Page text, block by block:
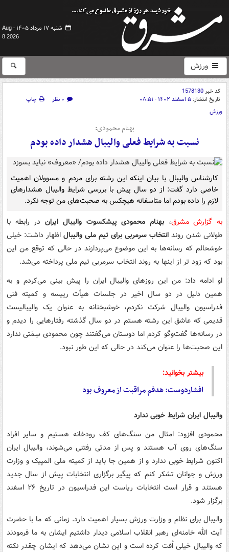
شنبه ۱۷ مرداد ۱۴۰۵ -
Aug
8 2026
ورزش
کد خبر1578130
تاریخ انتشار: ۵ اسفند ۱۴۰۲ - ۰۸:۵۱ ۰ نظر
چاپ
ورزش
بهنام محمودی:
نسبت به شرایط فعلی والیبال هشدار داده بودم
کارشناس والیبال با بیان اینکه این رشته برای مردم و مسوولان اهمیت
خاصی دارد گفت: از دو سال پیش با بررسی شرایط والیبال هشدارهای
لازم را داده بودم اما متاسفانه هیچکس به صحبت‌های من توجه نکرد.
به گزارش مشرق،بهنام محمودی پیشکسوت والیبال ایراندر رابطه با
طولانی شدن روند انتخاب سرمربی برای تیم ملی والیبال اظهار داشت: خیلی
خوشحالم که رسانه‌ها به این موضوع می‌پردازند در حالی که توقع من این
بود که زود تر از اینها به روند انتخاب سرمربی تیم ملی پرداخته می‌شد.
او ادامه داد: من این روزهای والیبال ایران را پیش بینی می‌کردم و به
همین دلیل در دو سال اخیر در جلسات هیأت رییسه و کمیته فنی
فدراسیون والیبال شرکت نکردم، خوشبختانه به عنوان یک والیبالیست
قدیمی که عاشق این رشته هستم در دو سال گذشته رفتارهایی را دیدم و
در رسانه‌ها گفت‌وگو کردم اما دوستان می‌گفتند چون محمودی سِمَتی ندارد
این صحبت‌ها را عنوان می‌کند در حالی که این طور نبود.
بیشتر بخوانید:
افشاردوست: هدفم مراقبت از معروف بود
والیبال ایران شرایط خوبی ندارد
محمودی افزود: امثال من سنگ‌های کف رودخانه هستیم و سایر افراد
سنگ‌های روی آب هستند و پس از مدتی رفتنی می‌شوند، والیبال ایران
اکنون شرایط خوبی ندارد و از همین جا باید از کمیته ملی المپیک و وزارت
ورزش و جوانان تشکر کنم که پیگیر برگزاری انتخابات پیش از سال جدید
هستند و قرار است انتخابات ریاست این فدراسیون در تاریخ ۲۶ اسفند
برگزار شود.
والیبال برای نظام و وزارت ورزش بسیار اهمیت دارد. زمانی که ما با حضرت
آیت الله خامنه‌ای رهبر انقلاب اسلامی دیدار داشتیم ایشان به ما فرمودند
که والیبال خیلی اُفت کرده است و این نشان می‌دهد که ایشان چقدر نکته